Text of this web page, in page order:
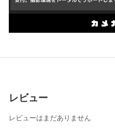
レビュー
レビューはまだありません